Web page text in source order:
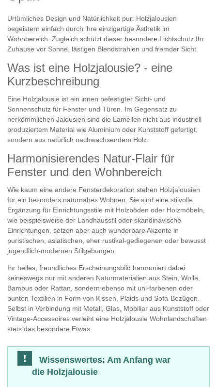
Urtümliches Design und Natürlichkeit pur: Holzjalousien
begeistern einfach durch ihre einzigartige Ästhetik im
Wohnbereich. Zugleich schützt dieser besondere Lichtschutz Ihr
Zuhause vor Sonne, lästigen Blendstrahlen und fremder Sicht.
Was ist eine Holzjalousie? - eine
Kurzbeschreibung
Eine Holzjalousie ist ein innen befestigter Sicht- und
Sonnenschutz für Fenster und Türen. Im Gegensatz zu
herkömmlichen Jalousien sind die Lamellen nicht aus industriell
produziertem Material wie Aluminium oder Kunststoff gefertigt,
sondern aus natürlich nachwachsendem Holz.
Harmonisierendes Natur-Flair für
Fenster und den Wohnbereich
Wie kaum eine andere Fensterdekoration stehen Holzjalousien
für ein besonders naturnahes Wohnen. Sie sind eine stilvolle
Ergänzung für Einrichtungsstile mit Holzböden oder Holzmöbeln,
wie beispielsweise der Landhausstil oder skandinavische
Einrichtungen, setzen aber auch wunderbare Akzente in
puristischen, asiatischen, eher rustikal-gediegenen oder bewusst
jugendlich-modernen Stilgebungen.
Ihr helles, freundliches Erscheinungsbild harmoniert dabei
keineswegs nur mit anderen Naturmaterialien aus Stein, Wolle,
Bambus oder Rattan, sondern ebenso mit uni-farbenen oder
bunten Textilien in Form von Kissen, Plaids und Sofa-Bezügen.
Selbst in Verbindung mit Metall, Glas, Mobiliar aus Kunststoff oder
Vintage-Accessoires verleiht eine Holzjalousie Wohnlandschaften
stets das besondere Etwas.
Wissenswertes: Am Anfang war
die Holzjalousie